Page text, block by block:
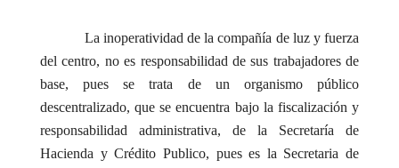
La inoperatividad de la compañía de luz y fuerza
del centro, no es responsabilidad de sus trabajadores de
base, pues se trata de un organismo público
descentralizado, que se encuentra bajo la fiscalización y
responsabilidad administrativa, de la Secretaría de
Hacienda y Crédito Publico, pues es la Secretaria de